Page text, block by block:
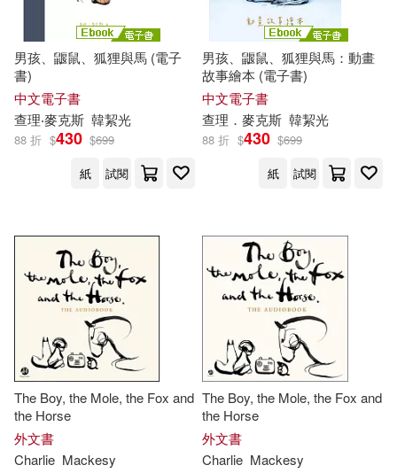
男孩、鼴鼠、狐狸與馬 (電子
書)
中文電子書
查理‧麥克斯 韓絜光
88 折 $430 $699
紙
試閱
男孩、鼴鼠、狐狸與馬：動畫
故事繪本 (電子書)
中文電子書
查理．麥克斯 韓絜光
88 折 $430 $699
紙
試閱
The Boy, the Mole, the Fox and
the Horse
外文書
Charlie Mackesy
The Boy, the Mole, the Fox and
the Horse
外文書
Charlie Mackesy